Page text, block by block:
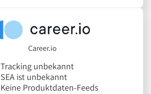
Career.io
Tracking unbekannt
SEA ist unbekannt
Keine Produktdaten-Feeds